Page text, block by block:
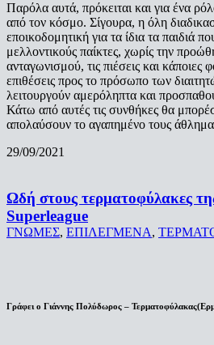
Παρόλα αυτά, πρόκειται και για ένα
από τον κόσμο. Σίγουρα, η όλη
εποικοδομητική για τα ίδια τα παιδιά
μελλοντικούς παίκτες, χωρίς την
ανταγωνισμού, τις πιέσεις και κάποιες
επιθέσεις προς το πρόσωπο των
λειτουργούν αμερόληπτα και
Κάτω από αυτές τις συνθήκες θα
απολαύσουν το αγαπημένο τους άθλημα
29/09/2021
Ωδή στους τερματοφύλακες
Superleague
ΓΝΩΜΕΣ, ΕΠΙΛΕΓΜΕΝΑ,
Γράφει ο Γιάννης Πολύδωρος –